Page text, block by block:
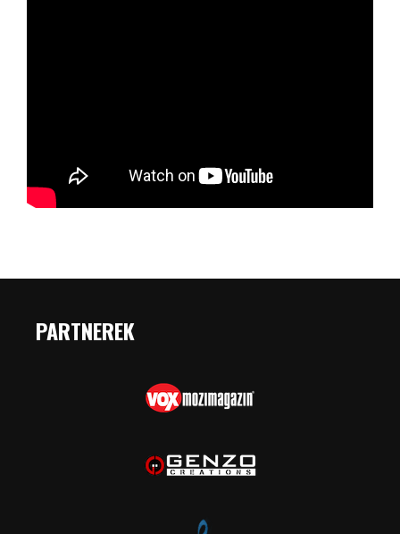
PARTNEREK